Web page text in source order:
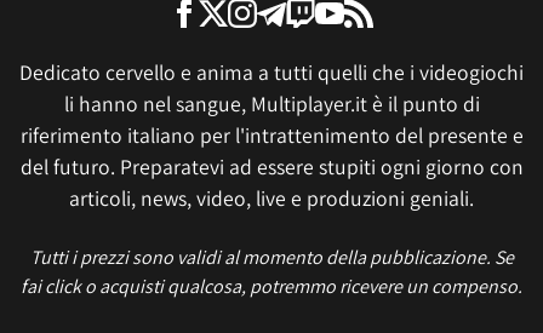
Dedicato cervello e anima a tutti quelli che i videogiochi
li hanno nel sangue, Multiplayer.it è il punto di
riferimento italiano per l'intrattenimento del presente e
del futuro. Preparatevi ad essere stupiti ogni giorno con
articoli, news, video, live e produzioni geniali.
Tutti i prezzi sono validi al momento della pubblicazione. Se
fai click o acquisti qualcosa, potremmo ricevere un compenso.